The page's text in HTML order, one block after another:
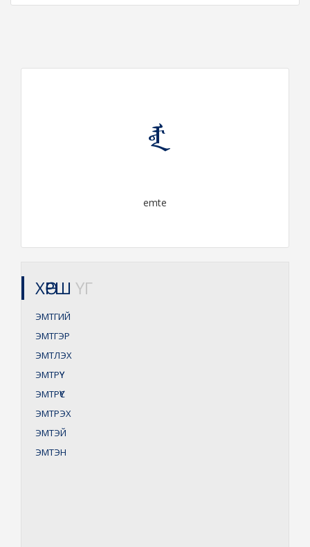
ᠡᠮᠲᠡ
emte
ХӨРШ ҮГ
ЭМТГИЙ
ЭМТГЭР
ЭМТЛЭХ
ЭМТРҮҮ
ЭМТРҮҮС
ЭМТРЭХ
ЭМТЭЙ
ЭМТЭН